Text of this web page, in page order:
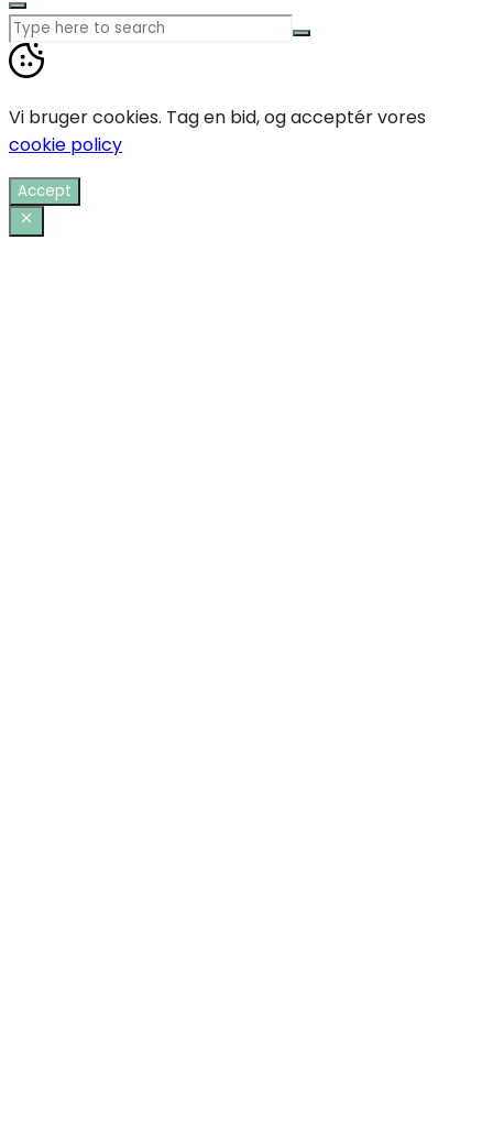
Vi bruger cookies. Tag en bid, og acceptér vores
cookie policy
Accept